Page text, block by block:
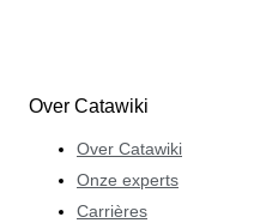
Over Catawiki
Over Catawiki
Onze experts
Carrières